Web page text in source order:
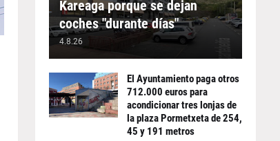
Kareaga porque se dejan
coches "durante días"
4.8.26
El Ayuntamiento paga otros
712.000 euros para
acondicionar tres lonjas de
la plaza Pormetxeta de 254,
45 y 191 metros